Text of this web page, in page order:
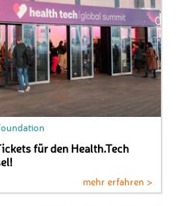
für den Health.Tech
mehr erfahren >